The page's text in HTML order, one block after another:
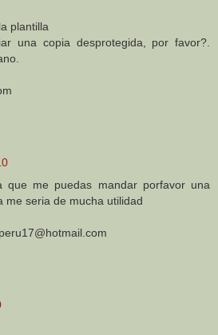
plantilla
una copia desprotegida, por favor?.
que me puedas mandar porfavor una
me seria de mucha utilidad